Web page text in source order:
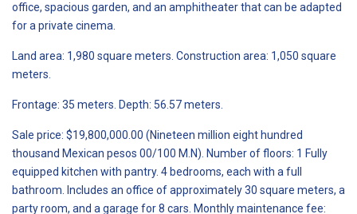
office, spacious garden, and an amphitheater that can be adapted
for a private cinema.
Land area: 1,980 square meters. Construction area: 1,050 square
meters.
Frontage: 35 meters. Depth: 56.57 meters.
Sale price: $19,800,000.00 (Nineteen million eight hundred
thousand Mexican pesos 00/100 M.N). Number of floors: 1 Fully
equipped kitchen with pantry. 4 bedrooms, each with a full
bathroom. Includes an office of approximately 30 square meters, a
party room, and a garage for 8 cars. Monthly maintenance fee: